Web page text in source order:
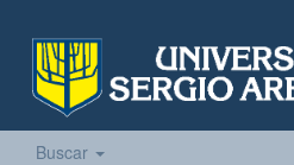
Buscar